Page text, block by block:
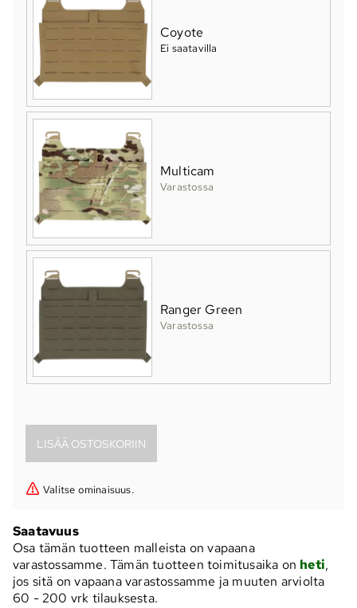
Coyote
Ei saatavilla
Multicam
Varastossa
Ranger Green
Varastossa
Valitse ominaisuus.
Saatavuus
Osa tämän tuotteen malleista on vapaana
varastossamme. Tämän tuotteen toimitusaika on heti,
jos sitä on vapaana varastossamme ja muuten arviolta
60 - 200 vrk tilauksesta.